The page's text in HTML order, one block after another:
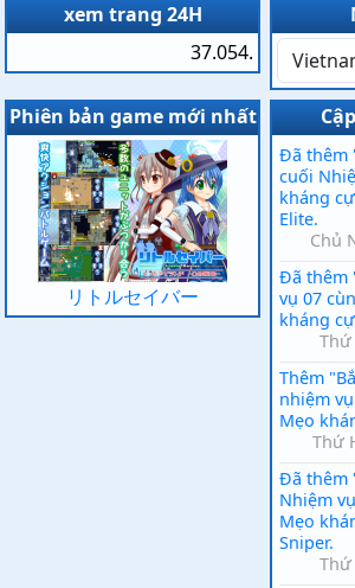
xem trang 24H
37.054.
Phiên bản game mới nhất
リトルセイバー
Đã thêm
cuối
kháng
Elite.
Chủ
Đã thêm
vụ 07
kháng
Thứ
Thêm
nhiệm
Mẹo
Thứ
Đã thêm
Nhiệm
Mẹo
Sniper.
Thứ